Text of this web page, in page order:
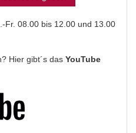
Fr. 08.00 bis 12.00 und 13.00
Hier gibt´s das YouTube